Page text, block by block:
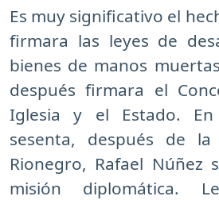
Es muy significativo el
firmara las leyes de
bienes de manos
después firmara el
Iglesia y el Estado.
sesenta, después de la
Rionegro, Rafael Núñez
misión diplomática.